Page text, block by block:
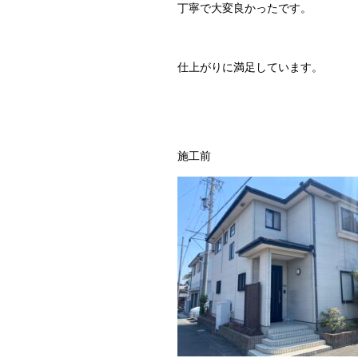
丁寧で大変良かったです。
仕上がりに満足しています。
施工前